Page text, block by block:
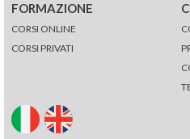
FORMAZIONE
CORSI ONLINE
CORSI PRIVATI